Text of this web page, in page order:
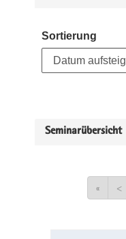
Sortierung
Seminarübersicht
« <